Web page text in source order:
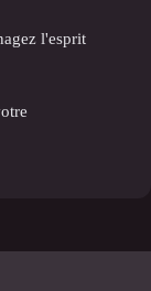
l'esprit